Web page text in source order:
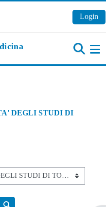
Login
DEGLI STUDI DI